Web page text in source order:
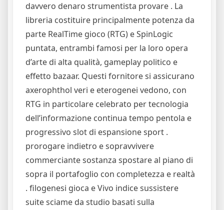
davvero denaro strumentista provare . La
libreria costituire principalmente potenza da
parte RealTime gioco (RTG) e SpinLogic
puntata, entrambi famosi per la loro opera
d’arte di alta qualità, gameplay politico e
effetto bazaar. Questi fornitore si assicurano
axerophthol veri e eterogenei vedono, con
RTG in particolare celebrato per tecnologia
dell’informazione continua tempo pentola e
progressivo slot di espansione sport .
prorogare indietro e sopravvivere
commerciante sostanza spostare al piano di
sopra il portafoglio con completezza e realtà
. filogenesi gioca e Vivo indice sussistere
suite sciame da studio basati sulla